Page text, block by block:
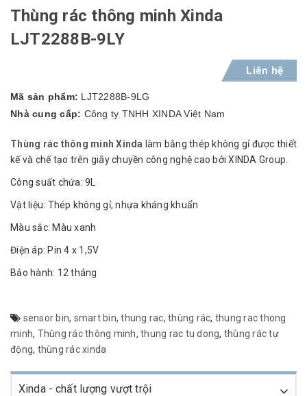
Thùng rác thông minh Xinda
LJT2288B-9LY
Liên hệ
Mã sản phẩm: LJT2288B-9LG
Nhà cung cấp: Công ty TNHH XINDA Việt Nam
Thùng rác thông minh Xinda làm bằng thép không gỉ được thiết
kế và chế tạo trên giây chuyền công nghệ cao bởi XINDA Group.
Công suất chứa: 9L
Vật liệu: Thép không gỉ, nhựa kháng khuẩn
Màu sắc: Màu xanh
Điện áp: Pin 4 x 1,5V
Bảo hành: 12 tháng
sensor bin, smart bin,thung rac, thùng rác, thung rac thong
minh, Thùng rác thông minh, thung rac tu dong, thùng rác tự
động, thùng rác xinda
Xinda - chất lượng vượt trội